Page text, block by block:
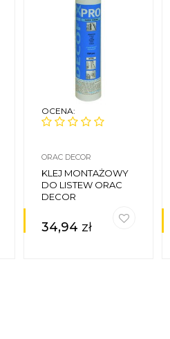
OCENA:
ORAC DECOR
KLEJ MONTAŻOWY
DO LISTEW ORAC
DECOR
34,94 zł